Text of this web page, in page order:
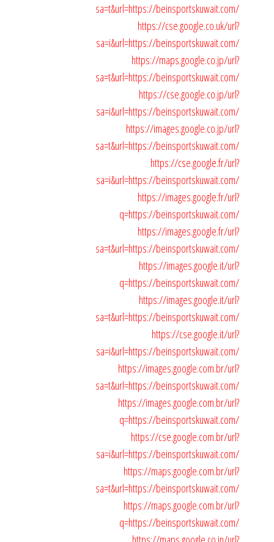
sa=t&url=https://beinsportskuwait.com/
https://cse.google.co.uk/url?
sa=i&url=https://beinsportskuwait.com/
https://maps.google.co.jp/url?
sa=t&url=https://beinsportskuwait.com/
https://cse.google.co.jp/url?
sa=i&url=https://beinsportskuwait.com/
https://images.google.co.jp/url?
sa=t&url=https://beinsportskuwait.com/
https://cse.google.fr/url?
sa=i&url=https://beinsportskuwait.com/
https://images.google.fr/url?
q=https://beinsportskuwait.com/
https://images.google.fr/url?
sa=t&url=https://beinsportskuwait.com/
https://images.google.it/url?
q=https://beinsportskuwait.com/
https://images.google.it/url?
sa=t&url=https://beinsportskuwait.com/
https://cse.google.it/url?
sa=i&url=https://beinsportskuwait.com/
https://images.google.com.br/url?
sa=t&url=https://beinsportskuwait.com/
https://images.google.com.br/url?
q=https://beinsportskuwait.com/
https://cse.google.com.br/url?
sa=i&url=https://beinsportskuwait.com/
https://maps.google.com.br/url?
sa=t&url=https://beinsportskuwait.com/
https://maps.google.com.br/url?
q=https://beinsportskuwait.com/